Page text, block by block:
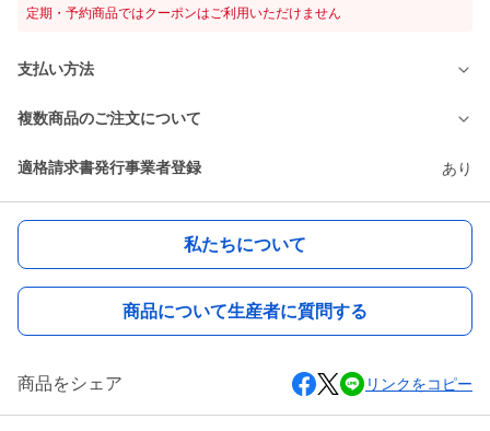
定期・予約商品ではクーポンはご利用いただけません
支払い方法
複数商品のご注文について
適格請求書発行事業者登録 あり
私たちについて
商品について生産者に質問する
商品をシェア リンクをコピー